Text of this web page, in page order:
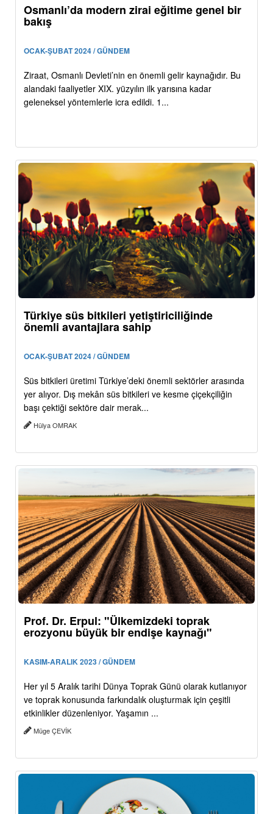
Osmanlı’da modern zirai eğitime genel bir
bakış
OCAK-ŞUBAT 2024 / GÜNDEM
Ziraat, Osmanlı Devleti’nin en önemli gelir kaynağıdır. Bu
alandaki faaliyetler XIX. yüzyılın ilk yarısına kadar
geleneksel yöntemlerle icra edildi. 1...
Türkiye süs bitkileri yetiştiriciliğinde
önemli avantajlara sahip
OCAK-ŞUBAT 2024 / GÜNDEM
Süs bitkileri üretimi Türkiye’deki önemli sektörler arasında
yer alıyor. Dış mekân süs bitkileri ve kesme çiçekçiliğin
başı çektiği sektöre dair merak...
Hülya OMRAK
Prof. Dr. Erpul: "Ülkemizdeki toprak
erozyonu büyük bir endişe kaynağı"
KASIM-ARALIK 2023 / GÜNDEM
Her yıl 5 Aralık tarihi Dünya Toprak Günü olarak kutlanıyor
ve toprak konusunda farkındalık oluşturmak için çeşitli
etkinlikler düzenleniyor. Yaşamın ...
Müge ÇEVİK